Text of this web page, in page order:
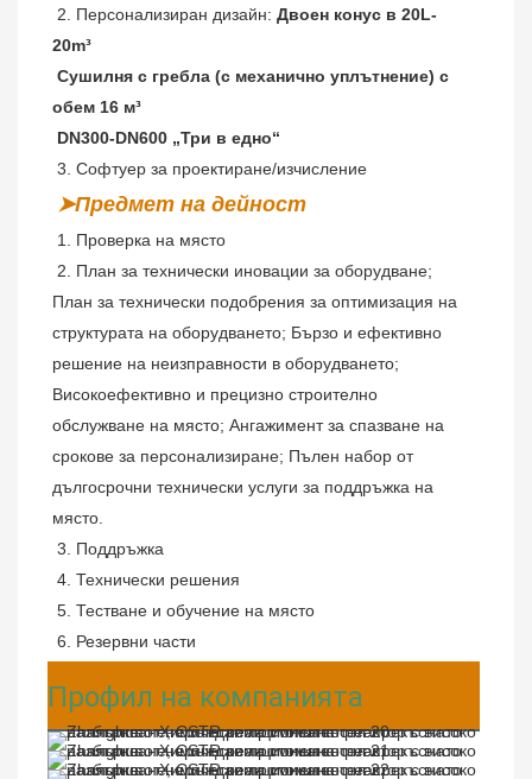
2. Персонализиран дизайн: Двоен конус в 20L-
20m³
обем 16 м³
DN300-DN600 „Три в едно“
3. Софтуер за проектиране/изчисление
➤Предмет на дейност
1. Проверка на място
2. План за технически иновации за оборудване;
План за технически подобрения за оптимизация на
структурата на оборудването; Бързо и ефективно
решение на неизправности в оборудването;
Високоефективно и прецизно строително
обслужване на място; Ангажимент за спазване на
срокове за персонализиране; Пълен набор от
дългосрочни технически услуги за поддръжка на
място.
3. Поддръжка
4. Технически решения
5. Тестване и обучение на място
6. Резервни части
Профил на компанията